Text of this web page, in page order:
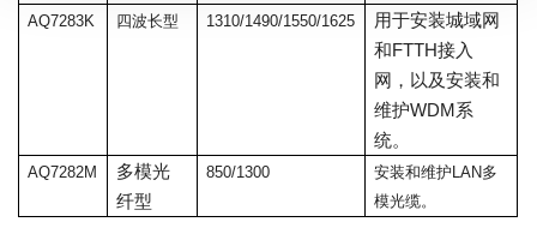
AQ7283K 四波长型 1310/1490/1550/1625
用于安装城域网
和FTTH接入
网，以及安装和
维护WDM系
统。
AQ7282M
多模光
纤型
850/1300
安装和维护LAN多
模光缆。